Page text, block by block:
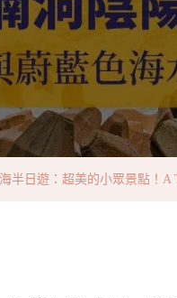
半日遊：超美的小眾景點！A